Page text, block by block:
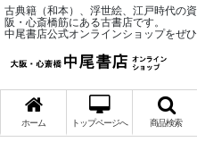
古典籍（和本）、浮世絵、江戸時代の
阪・心斎橋筋にある古書店です。
中尾書店公式オンラインショップをぜひ
ホーム トップページへ 商品検索